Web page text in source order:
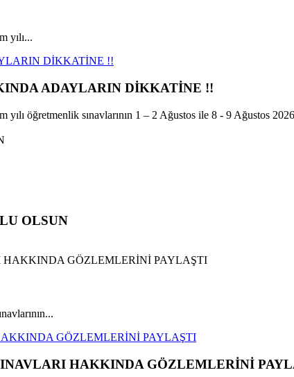
yılı...
DİKKATİNE !!
ADAYLARIN DİKKATİNE !!
öğretmenlik sınavlarının 1 – 2 Ağustos ile 8 - 9 Ağustos
OLSUN
GÖZLEMLERİNİ PAYLAŞTI
HAKKINDA GÖZLEMLERİNİ